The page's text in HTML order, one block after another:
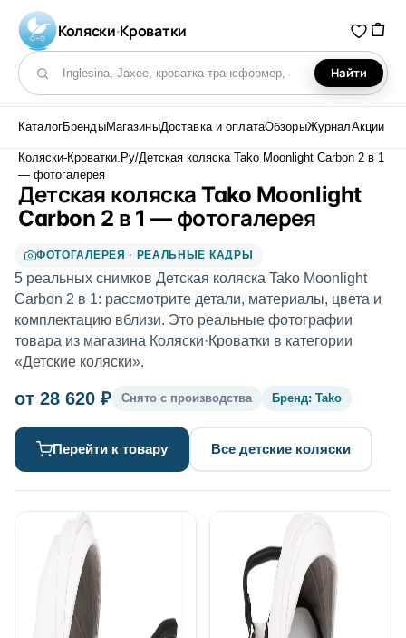
Коляски·Кроватки
Поиск по каталогу
Найти
КаталогБрендыМагазиныДоставка и оплатаОбзорыЖурналАкции
Коляски-Кроватки.Ру/Детская коляска Tako Moonlight Carbon 2 в 1
— фотогалерея
Детская коляска Tako Moonlight
Carbon 2 в 1 — фотогалерея
ФОТОГАЛЕРЕЯ · РЕАЛЬНЫЕ КАДРЫ
5 реальных снимков Детская коляска Tako Moonlight
Carbon 2 в 1: рассмотрите детали, материалы, цвета и
комплектацию вблизи. Это реальные фотографии
товара из магазина Коляски·Кроватки в категории
«Детские коляски».
от 28 620 ₽ Снято с производства Бренд: Tako
Перейти к товару Все детские коляски